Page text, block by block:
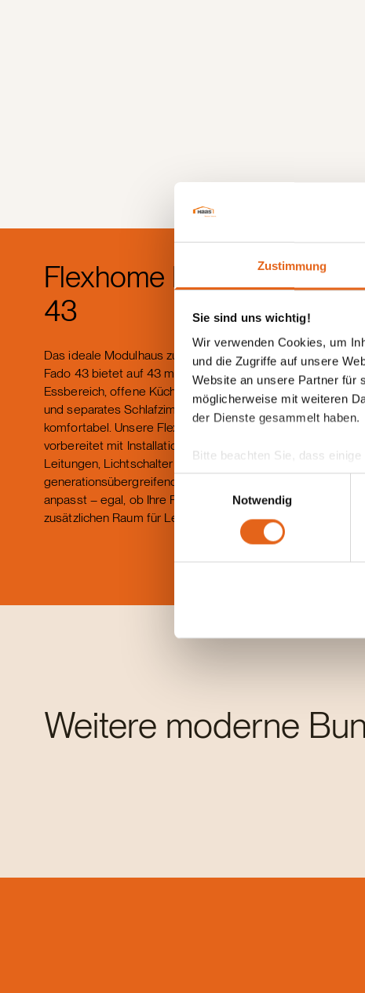
Zustimmung
Sie sind uns wichtig!
Wir verwenden Cookies, um
und die Zugriffe auf unsere
Website an unsere Partner für
möglicherweise mit weiteren
der Dienste gesammelt haben.
Bitte beachten Sie, dass
anderes Datenschutzniveau
Übereinstimmung mit den
Sie geben Einwilligung zu
Einwilligungsauswahl
Notwendig
Flexhome Haas Fado
43
Das ideale Modulhaus zur Nachverdichtung. Das Haas
Fado 43 bietet auf 43 m² einen hellen Wohn-
Essbereich, offene Küche, Badezimmer, Technikraum
und separates Schlafzimmer – praktisch und
komfortabel. Unsere FlexHome Module: komplett
vorbereitet mit Installationen, Heizung, Sanitär, Böden,
Leitungen, Lichtschalter und mehr. Für eine
generationsübergreifende Zielgruppe, die sich flexibel
anpasst – egal, ob Ihre Familie wächst oder Sie
zusätzlichen Raum für Lebensträume benötigen.
Weitere moderne